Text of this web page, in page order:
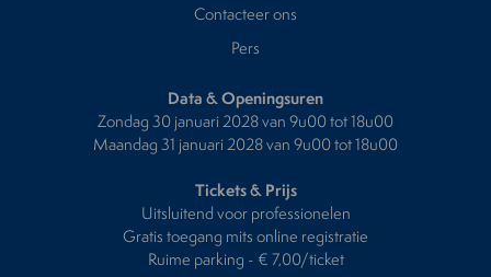
Contacteer ons
Pers
Data & Openingsuren
Zondag 30 januari 2028 van 9u00 tot 18u00
Maandag 31 januari 2028 van 9u00 tot 18u00
Tickets & Prijs
Uitsluitend voor professionelen
Gratis toegang mits online registratie
Ruime parking - € 7,00/ticket